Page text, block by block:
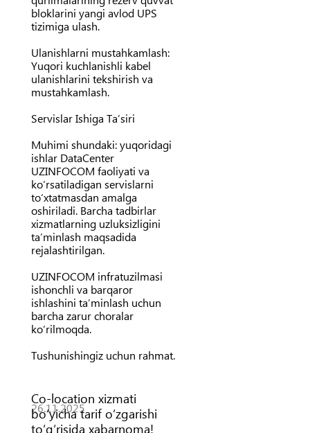
bloklarini yangi avlod UPS
tizimiga ulash.
Ulanishlarni mustahkamlash:
Yuqori kuchlanishli kabel
ulanishlarini tekshirish va
mustahkamlash.
Servislar Ishiga Ta’siri
Muhimi shundaki:yuqoridagi
ishlar DataCenter
UZINFOCOM faoliyati va
ko‘rsatiladigan servislarni
to‘xtatmasdan amalga
oshiriladi. Barcha tadbirlar
xizmatlarning uzluksizligini
ta’minlash maqsadida
rejalashtirilgan.
UZINFOCOM infratuzilmasi
ishonchli va barqaror
ishlashini ta’minlash uchun
barcha zarur choralar
ko‘rilmoqda.
Tushunishingiz uchun rahmat.
26.11.2025
Co-location xizmati
bo‘yicha tarif o‘zgarishi
to‘g‘risida xabarnoma!